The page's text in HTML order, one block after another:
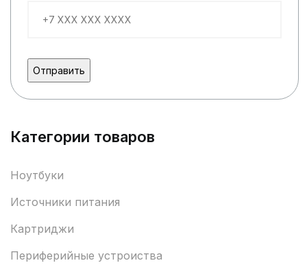
Категории товаров
Ноутбуки
Источники питания
Картриджи
Периферийные устроиства